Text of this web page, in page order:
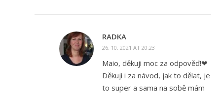
RADKA
26. 10. 2021 AT 20:23
Maio, děkuji moc za odpověď!❤
Děkuji i za návod, jak to dělat, je
to super a sama na sobě mám